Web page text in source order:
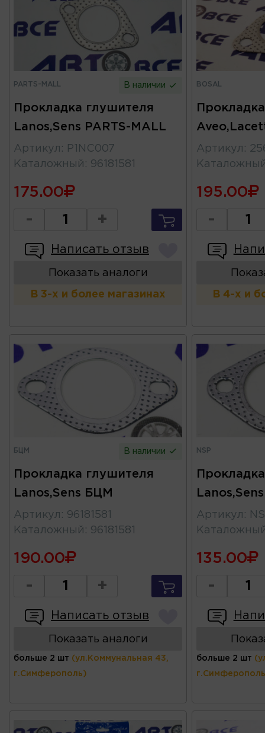
PARTS-MALL В наличии
Прокладка глушителя
Lanos,Sens PARTS-MALL
Артикул :
P1NC007
Каталожный : 96181581
175.00
- +
Написать отзыв
Показать аналоги
В 3-х и более магазинах
BOSAL
Артикул :
195.00
-
В 4-х и
БЦМ В наличии
Прокладка глушителя
Lanos,Sens БЦМ
Артикул : 96181581
Каталожный : 96181581
190.00
- +
Написать отзыв
Показать аналоги
больше 2 шт (ул.Коммунальная 43,
г.Симферополь)
NSP
Артикул :
135.00
-
больше 2 шт